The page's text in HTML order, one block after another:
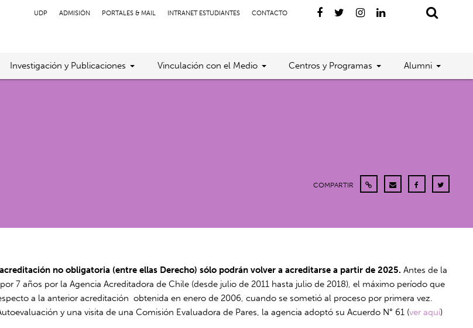
UDP ADMISIÓN PORTALES & MAIL INTRANET ESTUDIANTES CONTACTO
Investigación y Publicaciones Vinculación con el Medio Centros y Programas Alumni
COMPARTIR
no obligatoria (entre ellas Derecho) sólo podrán volver a acreditarse a partir de 2025. Antes de la
7 años por la Agencia Acreditadora de Chile (desde julio de 2011 hasta julio de 2018), el máximo período que
a la anterior acreditación obtenida en enero de 2006, cuando se sometió al proceso por primera vez.
y una visita de una Comisión Evaluadora de Pares, la agencia adoptó su Acuerdo N° 61 (ver aquí)